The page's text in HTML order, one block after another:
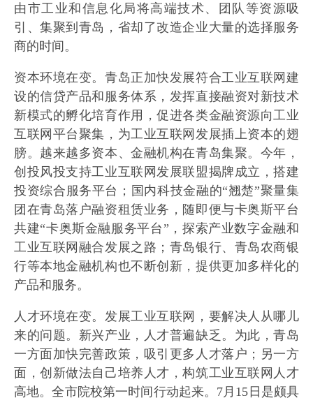
由市工业和信息化局将高端技术、团队等资源吸
引、集聚到青岛，省却了改造企业大量的选择服务
商的时间。
资本环境在变。青岛正加快发展符合工业互联网建
设的信贷产品和服务体系，发挥直接融资对新技术
新模式的孵化培育作用，促进各类金融资源向工业
互联网平台聚集，为工业互联网发展插上资本的翅
膀。越来越多资本、金融机构在青岛集聚。今年，
创投风投支持工业互联网发展联盟揭牌成立，搭建
投资综合服务平台；国内科技金融的“翘楚”聚量集
团在青岛落户融资租赁业务，随即便与卡奥斯平台
共建“卡奥斯金融服务平台”，探索产业数字金融和
工业互联网融合发展之路；青岛银行、青岛农商银
行等本地金融机构也不断创新，提供更加多样化的
产品和服务。
人才环境在变。发展工业互联网，要解决人从哪儿
来的问题。新兴产业，人才普遍缺乏。为此，青岛
一方面加快完善政策，吸引更多人才落户；另一方
面，创新做法自己培养人才，构筑工业互联网人才
高地。全市院校第一时间行动起来。7月15日是颇具